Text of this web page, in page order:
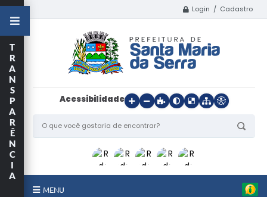
Login / Cadastro
Acessibilidade
MENU
T
R
A
N
S
P
A
R
Ê
N
C
I
A